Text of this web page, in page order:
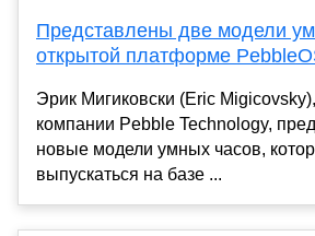
Представлены две модели
открытой платформе
Эрик Мигиковски (Eric
компании Pebble Technology,
новые модели умных часов,
выпускаться на базе ...